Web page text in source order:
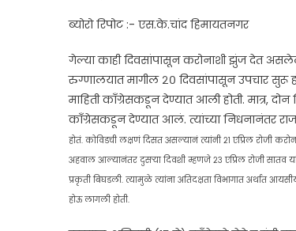
ब्योरो रिपोट :- एस.के.चांद हिमायतनगर
गेल्या काही दिवसांपासून करोनाशी झुंज देत
रुग्णालयात मागील २० दिवसांपासून उपचार सुरू
माहिती काँग्रेसकडून देण्यात आली होती. मात्र, दोन
काँग्रेसकडून देण्यात आलं. त्यांच्या निधनानंतर
होतं. कोविडची लक्षणं दिसत असल्यानं त्यांनी २१ एप्रिल रोजी
अहवाल आल्यानंतर दुसऱ्या दिवशी म्हणजे २३ एप्रिल रोजी सातव
प्रकृती बिघडली. त्यामुळे त्यांना अतिदक्षता विभागात अर्थात
होऊ लागली होती.